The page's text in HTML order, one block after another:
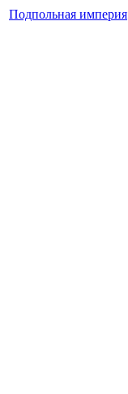
Подпольная империя